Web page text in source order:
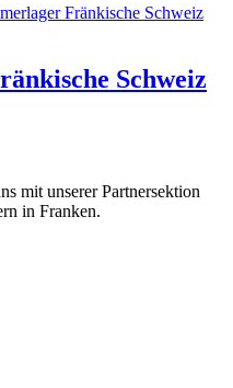
Schweiz
mit unserer Partnersektion
in Franken.